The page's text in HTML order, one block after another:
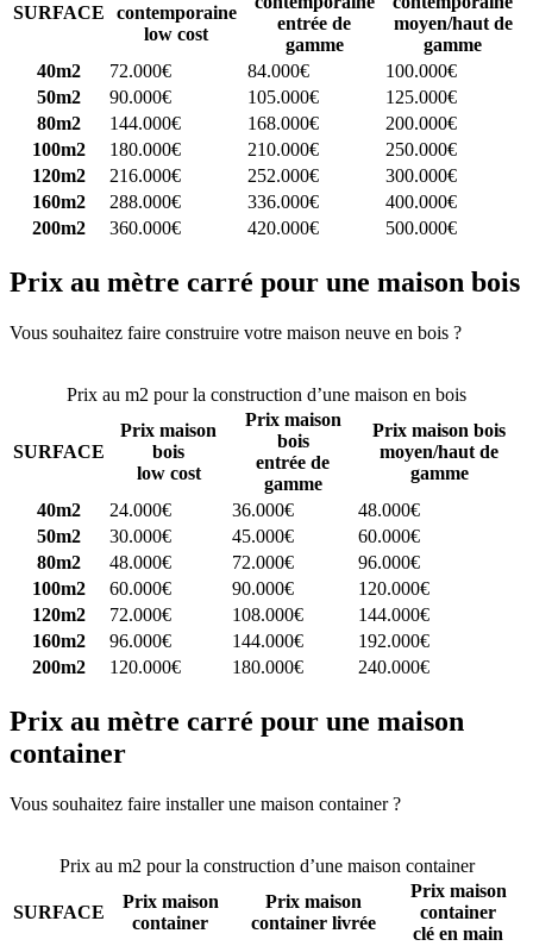
SURFACE
contemporaine
low cost
entrée de
gamme
moyen/haut de
gamme
40m2
72.000€ 84.000€
100.000€
50m2
90.000€ 105.000€
125.000€
80m2
144.000€ 168.000€
200.000€
100m2
180.000€ 210.000€
250.000€
120m2
216.000€ 252.000€
300.000€
160m2
288.000€ 336.000€
400.000€
200m2
360.000€ 420.000€ 500.000€
Prix au mètre carré pour une maison bois
Vous souhaitez faire construire votre maison neuve en bois ?
Prix au m2 pour la construction d’une maison en bois
SURFACE
Prix maison
bois
low cost
Prix maison
bois
entrée de
gamme
Prix maison bois
moyen/haut de
gamme
40m2
24.000€ 36.000€
48.000€
50m2
30.000€ 45.000€
60.000€
80m2
48.000€ 72.000€
96.000€
100m2
60.000€ 90.000€
120.000€
120m2
72.000€ 108.000€
144.000€
160m2
96.000€ 144.000€
192.000€
200m2
120.000€ 180.000€ 240.000€
Prix au mètre carré pour une maison
container
Vous souhaitez faire installer une maison container ?
Prix au m2 pour la construction d’une maison container
SURFACE
Prix maison
container
Prix maison
container livrée
Prix maison
container
clé en main